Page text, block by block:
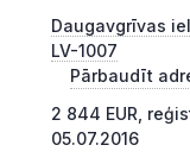
Daugavgrīvas
LV-1007
Pārbaudīt
2 844 EUR,
05.07.2016